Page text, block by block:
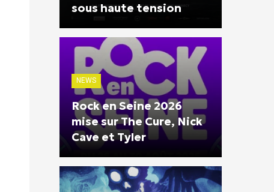
sous haute tension
NEWS
Rock en Seine 2026
mise sur The Cure, Nick
Cave et Tyler